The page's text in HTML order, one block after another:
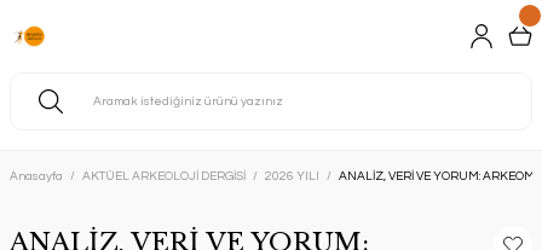
Anasayfa AKTÜEL ARKEOLOJİ DERGİSİ 2026 YILI ANALİZ, VERİ VE YORUM:
ANALİZ, VERİ VE YORUM: